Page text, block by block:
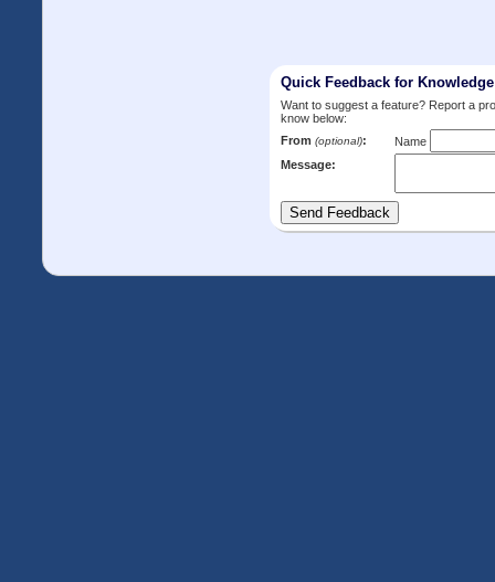
Quick Feedback for
Want to suggest a feature? Report a
know below:
From (optional):
Name
Message: